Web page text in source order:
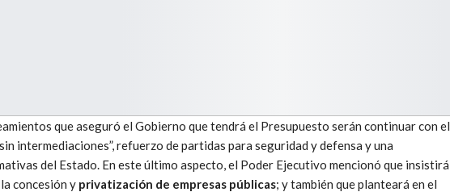
que aseguró el Gobierno que tendrá el Presupuesto serán continuar con el
intermediaciones”, refuerzo de partidas para seguridad y defensa y una
del Estado. En este último aspecto, el Poder Ejecutivo mencionó que insistirá
concesión y privatización de empresas públicas; y también que planteará en el